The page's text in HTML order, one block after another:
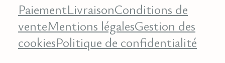
PaiementLivraisonConditions de
venteMentions légalesGestion des
cookiesPolitique de confidentialité